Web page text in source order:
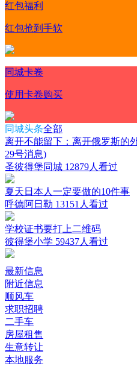
红包福利
红包抢到手软
同城卡卷
使用卡卷购买
同城头条全部
离开不能留下：离开俄罗斯的
29号消息)
圣彼得堡同城 12879人看过
夏天日本人一定要做的10件事
呼德阿日勒 13151人看过
学校证书要打上二维码
彼得堡小学 59437人看过
最新信息
附近信息
顺风车
求职招聘
二手车
房屋租售
生意转让
本地服务